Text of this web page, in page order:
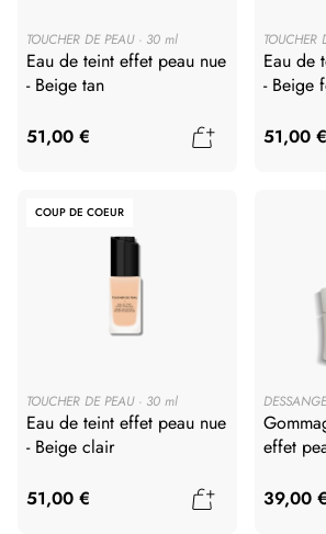
TOUCHER DE PEAU 30 ml
Eau de teint effet peau nue
- Beige tan
51,00 € Ajouter au
TOUCHER
Eau de
- Beige
51,00 €
COUP DE COEUR
TOUCHER DE PEAU 30 ml
Eau de teint effet peau nue
- Beige clair
51,00 € Ajouter au
effet
39,00 €